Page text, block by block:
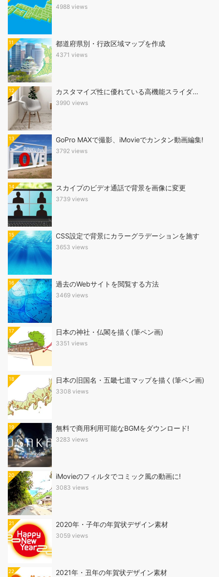
4988 views
11 都道府県別・行政区域マップを作成
4371 views
12 カスタマイズ性に優れている高機能スライダ…
3990 views
13 GoPro MAXで撮影、iMovieでカンタン動画編集!
3792 views
14 スカイプのビデオ通話で背景を画像に変更
3739 views
15 CSS設定で背景にカラーグラデーションを施す
3653 views
16 過去のWebサイトを閲覧する方法
3469 views
17 日本の神社・仏閣を描く(筆ペン画)
3351 views
18 日本の旧国名・五畿七道マップを描く(筆ペン画)
3308 views
19 無料で商用利用可能なBGMをダウンロード!
3283 views
20 iMovieのフィルタでコミック風の動画に!
3083 views
21 2020年・子年の年賀状デザイン素材
3059 views
22 2021年・丑年の年賀状デザイン素材